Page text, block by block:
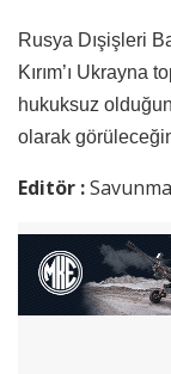
Rusya Dışişleri
Kırım’ı Ukrayna
hukuksuz
olarak
Editör :